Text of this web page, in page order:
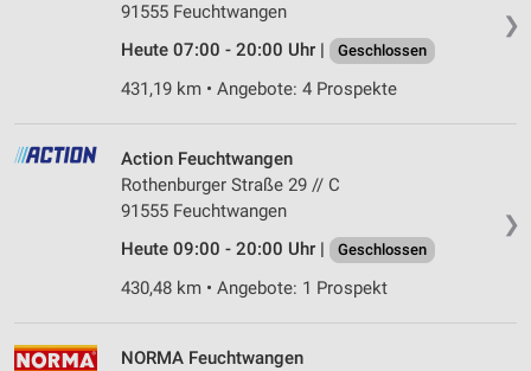
❯
91555 Feuchtwangen
Heute 07:00 - 20:00 Uhr |
Geschlossen
431,19 km • Angebote: 4 Prospekte
❯
Action Feuchtwangen
Rothenburger Straße 29 // C
91555 Feuchtwangen
Heute 09:00 - 20:00 Uhr |
Geschlossen
430,48 km • Angebote: 1 Prospekt
NORMA Feuchtwangen